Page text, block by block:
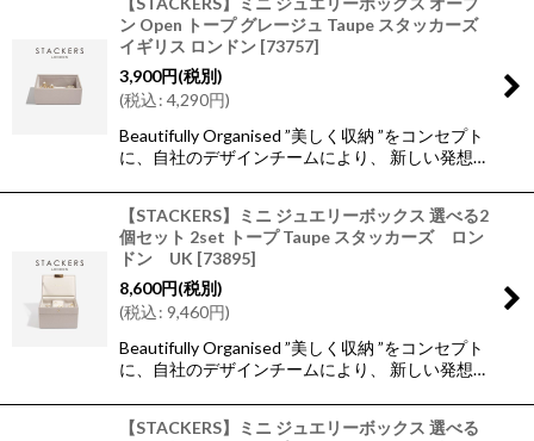
ン Open トープ グレージュ Taupe スタッカーズ
イギリス ロンドン [73757]
3,900円(税別)
(税込: 4,290円)
Beautifully Organised ”美しく収納 ”をコンセプト
に、自社のデザインチームにより、 新しい発想…
【STACKERS】ミニ ジュエリーボックス 選べる2
個セット 2set トープ Taupe スタッカーズ ロン
ドン UK [73895]
8,600円(税別)
(税込: 9,460円)
Beautifully Organised ”美しく収納 ”をコンセプト
に、自社のデザインチームにより、 新しい発想…
【STACKERS】ミニ ジュエリーボックス 選べる